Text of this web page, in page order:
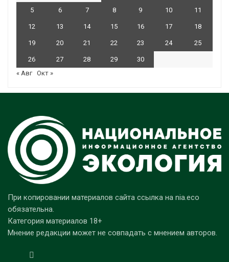
5 6 7 8 9 10 11
12 13 14 15 16 17 18
19 20 21 22 23 24 25
26 27 28 29
30
« Авг Окт »
При копировании материалов сайта ссылка на nia.eco
обязательна.
Категория материалов 18+
Мнение редакции может не совпадать с мнением авторов.